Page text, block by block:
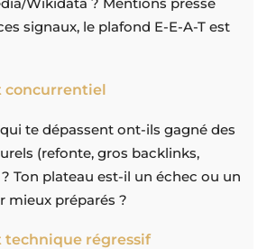
signaux, le plafond E-E-A-T est
concurrentiel
te dépassent ont-ils gagné des
(refonte, gros backlinks,
Ton plateau est-il un échec ou un
mieux préparés ?
régressif